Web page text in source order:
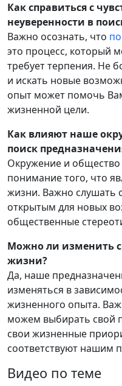
Как справиться с
неуверенности в
Важно осознать, что
это процесс, который
требует терпения. Не
и искать новые
опыт может помочь
жизненной цели.
Как влияют наше
поиск
Окружение и
понимание того, что
жизни. Важно слушать
открытым для новых
общественные
Можно ли изменить
жизни?
Да, наше
изменяться в
жизненного опыта.
можем выбирать свой
свои жизненные
соответствуют нашим
Видео по теме